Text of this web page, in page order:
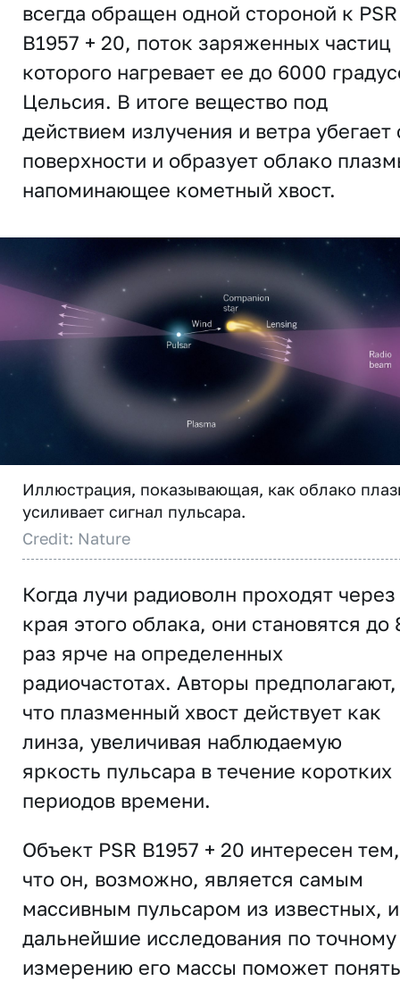
всегда обращен одной стороной к PSR
B1957 + 20, поток заряженных частиц
которого нагревает ее до 6000
Цельсия. В итоге вещество под
действием излучения и ветра убегает
поверхности и образует облако
напоминающее кометный хвост.
Иллюстрация, показывающая, как облако
усиливает сигнал пульсара.
Credit: Nature
Когда лучи радиоволн проходят через
края этого облака, они становятся до
раз ярче на определенных
радиочастотах. Авторы предполагают,
что плазменный хвост действует как
линза, увеличивая наблюдаемую
яркость пульсара в течение коротких
периодов времени.
Объект PSR B1957 + 20 интересен тем,
что он, возможно, является самым
массивным пульсаром из известных, и
дальнейшие исследования по точному
измерению его массы поможет